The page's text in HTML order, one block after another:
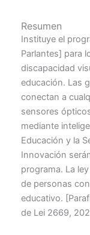
Resumen
Instituye el
Parlantes] para
discapacidad
educación. Las
conectan a
sensores
mediante
Educación y la
Innovación
programa. La
de personas
educativo.
de Lei 2669,